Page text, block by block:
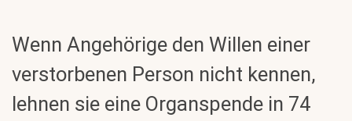
Wenn Angehörige den Willen einer
verstorbenen Person nicht kennen,
lehnen sie eine Organspende in 74